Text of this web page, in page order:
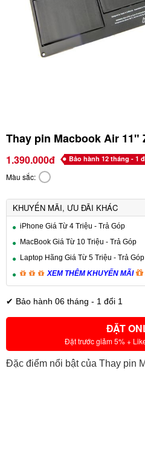
Thay pin Macbook Air 11"
1.390.000đ Bảo hành 12 tháng - 1
Màu sắc:
KHUYẾN MÃI, ƯU ĐÃI KHÁC
iPhone Giá Từ 4 Triệu - Trả Góp
MacBook Giá Từ 10 Triệu - Trả Góp
Laptop Hãng Giá Từ 5 Triệu - Trả Góp
XEM THÊM KHUYẾN MÃI
✔ Bảo hành 06 tháng - 1 đổi 1
ĐẶT
Đặt trước giảm 5% +
Đặc điểm nổi bật của Thay pin